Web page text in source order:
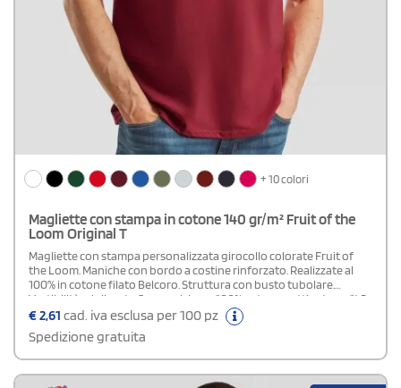
+ 10 colori
Magliette con stampa in cotone 140 gr/m² Fruit of the
Loom Original T
Magliette con stampa personalizzata girocollo colorate Fruit of
the Loom. Maniche con bordo a costine rinforzato. Realizzate al
100% in cotone filato Belcoro. Struttura con busto tubolare.
Vestibilità migliorata.Composizione: 100% cotone pettinato gr. 145
(colore bianco gr. 135)Disponibile modello Bambino
€2,61 cad. iva esclusa per 100 pz
Spedizione gratuita